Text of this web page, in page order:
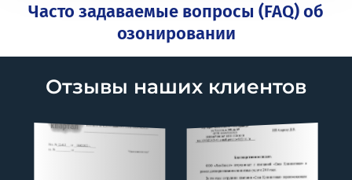
Часто задаваемые вопросы (FAQ) об
озонировании
Отзывы наших клиентов